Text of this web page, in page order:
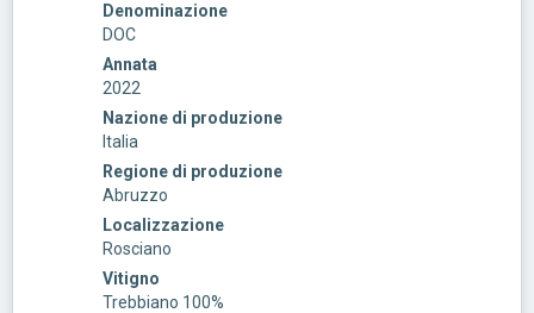
Denominazione
DOC
Annata
2022
Nazione di produzione
Italia
Regione di produzione
Abruzzo
Localizzazione
Rosciano
Vitigno
Trebbiano 100%